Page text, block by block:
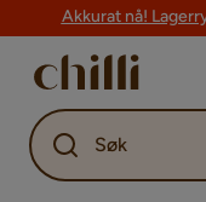
Akkurat nå!
Søk